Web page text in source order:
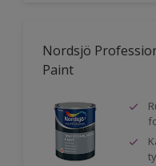
Nordsjö
Paint